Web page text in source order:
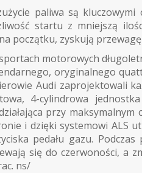
paliwa są kluczowymi
startu z mniejszą
początku, zyskują
motorowych
oryginalnego
Audi zaprojektowali
4-cylindrowa
przy
i dzięki systemowi ALS
pedału gazu.
się do czerwoności, a
ns/